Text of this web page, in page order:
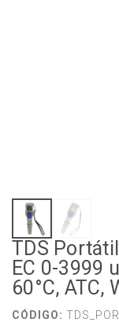
TDS
EC 0-3999
60°C, ATC,
CÓDIGO: